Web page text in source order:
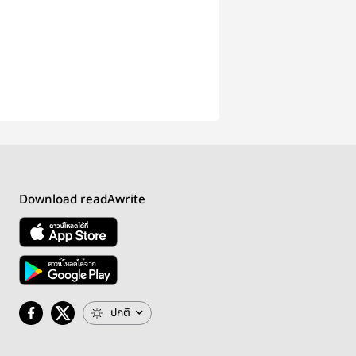
Download readAwrite
ปกติ